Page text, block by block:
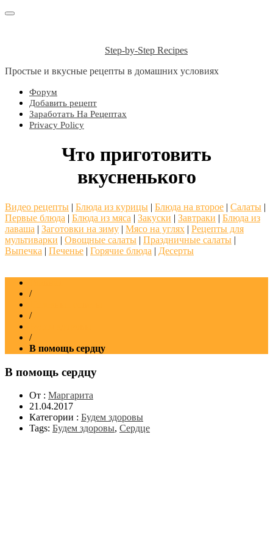
Step-by-Step Recipes
Простые и вкусные рецепты в домашних условиях
Форум
Добавить рецепт
Заработать На Рецептах
Privacy Policy
Что приготовить
вкусненького
Видео рецепты | Блюда из курицы | Блюда на второе | Салаты |
Первые блюда | Блюда из мяса | Закуски | Завтраки | Блюда из
лаваша | Заготовки на зиму | Мясо на углях | Рецепты для
мультиварки | Овощные салаты | Праздничные салаты |
Выпечка | Печенье | Горячие блюда | Десерты
/
/
/
В помощь сердцу
В помощь сердцу
От : Маргарита
21.04.2017
Категории : Будем здоровы
Tags: Будем здоровы, Сердце